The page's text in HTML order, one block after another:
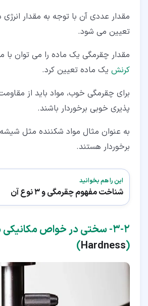
مقدار عددی آن با توجه به مقدار
تعیین می شود.
مقدار چقرمگی یک ماده را می توان
کرنش یک ماده تعیین کرد.
برای چقرمگی خوب، مواد باید از
پذیری خوبی برخوردار باشند.
به عنوان مثال مواد شکننده مثل
برخوردار هستند.
این را هم بخوانید
شناخت مفهوم چقرمگی و 3 نوع آن
۲‏-‏۳‏- سختی در خواص مکانیکی
(
Hardness
)